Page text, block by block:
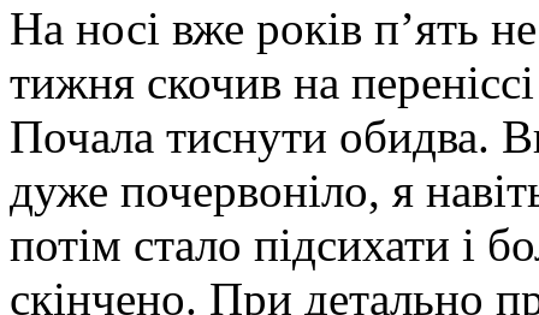
На носі вже років п’ять
тижня скочив на
Почала тиснути обидва.
дуже почервоніло, я
потім стало підсихати і
скінчено. При детально